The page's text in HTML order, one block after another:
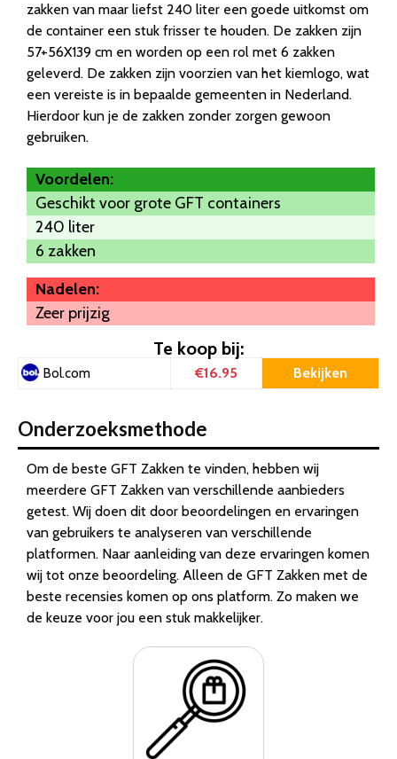
zakken van maar liefst 240 liter een goede uitkomst om
de container een stuk frisser te houden. De zakken zijn
57+56X139 cm en worden op een rol met 6 zakken
geleverd. De zakken zijn voorzien van het kiemlogo, wat
een vereiste is in bepaalde gemeenten in Nederland.
Hierdoor kun je de zakken zonder zorgen gewoon
gebruiken.
Voordelen:
Geschikt voor grote GFT containers
240 liter
6 zakken
Nadelen:
Zeer prijzig
Te koop bij:
Bol.com €16.95 Bekijken
Onderzoeksmethode
Om de beste GFT Zakken te vinden, hebben wij
meerdere GFT Zakken van verschillende aanbieders
getest. Wij doen dit door beoordelingen en ervaringen
van gebruikers te analyseren van verschillende
platformen. Naar aanleiding van deze ervaringen komen
wij tot onze beoordeling. Alleen de GFT Zakken met de
beste recensies komen op ons platform. Zo maken we
de keuze voor jou een stuk makkelijker.